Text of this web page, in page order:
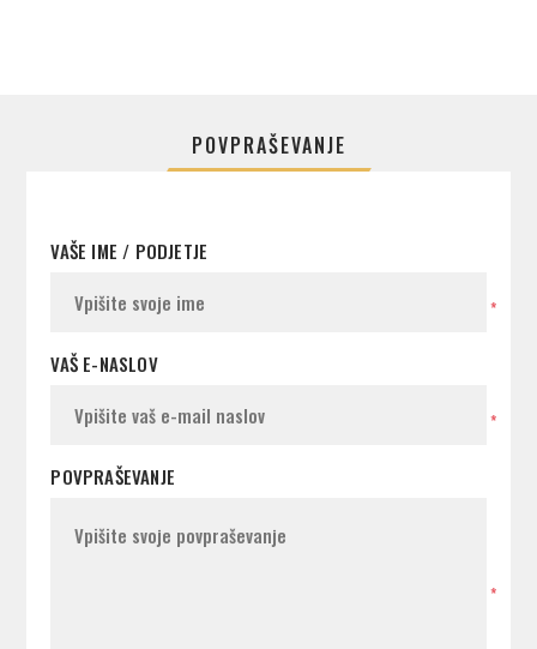
POVPRAŠEVANJE
VAŠE IME / PODJETJE
*
VAŠ E-NASLOV
*
POVPRAŠEVANJE
*